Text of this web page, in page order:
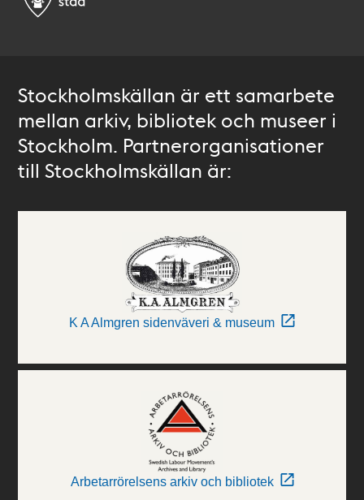
Stockholmskällan är ett samarbete
mellan arkiv, bibliotek och museer i
Stockholm. Partnerorganisationer
till Stockholmskällan är:
K A Almgren sidenväveri & museum
Arbetarrörelsens arkiv och bibliotek